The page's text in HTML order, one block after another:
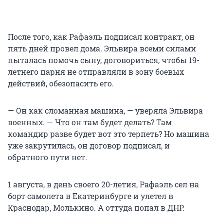
После того, как Рафаэль подписал контракт, он
пять дней провел дома. Эльвира всеми силами
пыталась помочь сыну, договориться, чтобы 19-
летнего парня не отправляли в зону боевых
действий, обезопасить его.
— Он как сломанная машина, — уверяла Эльвира
военных. — Что он там будет делать? Там
командир разве будет вот это терпеть? Но машина
уже закрутилась, он договор подписал, и
обратного пути нет.
1 августа, в день своего 20-летия, Рафаэль сел на
борт самолета в Екатеринбурге и улетел в
Краснодар, Молькино. А оттуда попал в ДНР.